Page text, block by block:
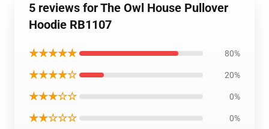
5 reviews for The Owl House Pullover
Hoodie RB1107
★★★★★ 80%
★★★★☆ 20%
★★★☆☆ 0%
★★☆☆☆ 0%